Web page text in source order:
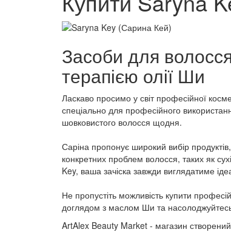
Засоби для
терапією олії Ши
Ласкаво просимо у світ професійної
спеціально для професійного
шовковистого волосся щодня.
Саріна пропонує широкий вибір
конкретних проблем волосся, таких як
Key, ваша зачіска завжди виглядатиме
Не пропустіть можливість купити
доглядом з маслом Ши та
ArtAlex Beauty Market - магазин